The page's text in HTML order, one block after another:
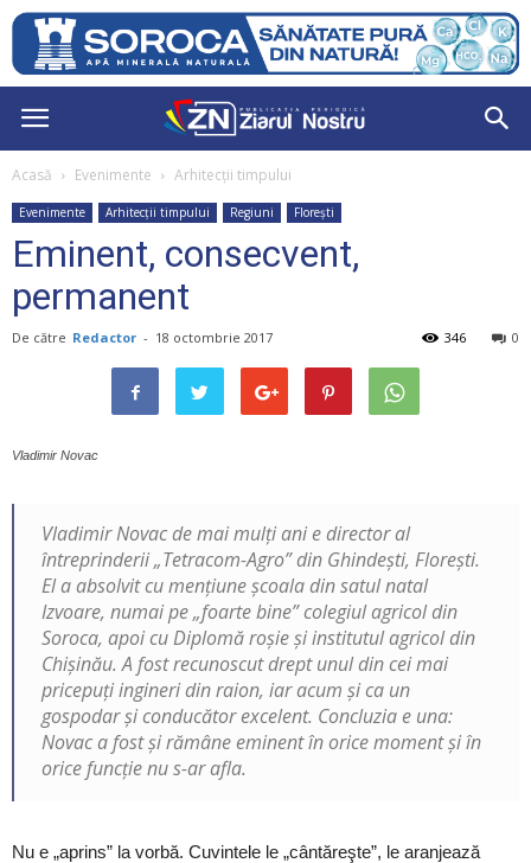
Acasă Evenimente Arhitecții timpului
Evenimente Arhitecții timpului Regiuni Florești
Eminent, consecvent,
permanent
De către Redactor - 18 octombrie 2017 0
346
Vladimir Novac
Vladimir Novac de mai mulţi ani e director al
întreprinderii „Tetracom-Agro” din Ghindeşti, Floreşti.
El a absolvit cu menţiune şcoala din satul natal
Izvoare, numai pe „foarte bine” colegiul agricol din
Soroca, apoi cu Diplomă roşie şi institutul agricol din
Chişinău. A fost recunoscut drept unul din cei mai
pricepuţi ingineri din raion, iar acum şi ca un
gospodar şi conducător excelent. Concluzia e una:
Novac a fost şi rămâne eminent în orice moment şi în
orice funcţie nu s-ar afla.
Nu e „aprins” la vorbă. Cuvintele le „cântăreşte”, le aranjează